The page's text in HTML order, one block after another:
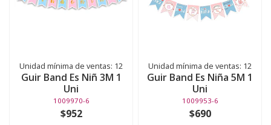
Unidad mínima de ventas: 12
Guir Band Es Niñ 3M 1
Uni
1009970-6
$952
Unidad mínima de ventas: 12
Guir Band Es Niña 5M 1
Uni
1009953-6
$690